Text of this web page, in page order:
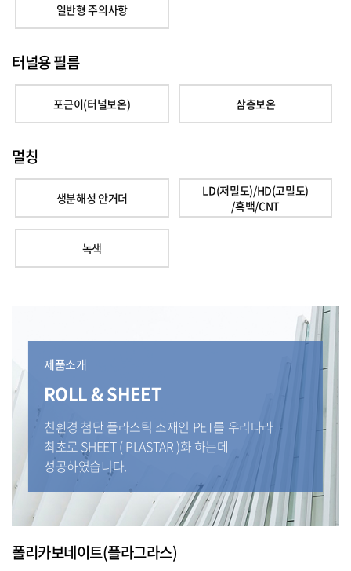
일반형 주의사항
터널용 필름
포근이(터널보온) 삼층보온
멀칭
생분해성 안거더
LD(저밀도)/HD(고밀도)
/흑백/CNT
녹색
제품소개
ROLL & SHEET
친환경 첨단 플라스틱 소재인 PET를 우리나라
최초로 SHEET ( PLASTAR )화 하는데
성공하였습니다.
폴리카보네이트(플라그라스)